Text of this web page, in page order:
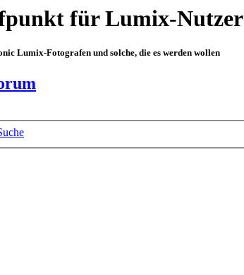
für Lumix-Nutzer
Lumix-Fotografen und solche, die es werden wollen